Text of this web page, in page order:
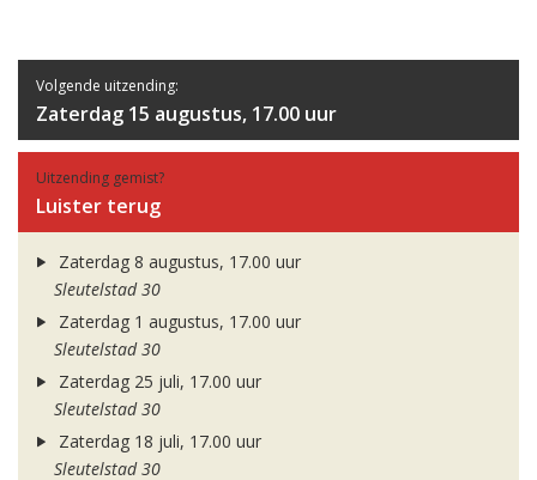
Volgende uitzending:
Zaterdag 15 augustus, 17.00 uur
Uitzending gemist?
Luister terug
Zaterdag 8 augustus, 17.00 uur
Sleutelstad 30
Zaterdag 1 augustus, 17.00 uur
Sleutelstad 30
Zaterdag 25 juli, 17.00 uur
Sleutelstad 30
Zaterdag 18 juli, 17.00 uur
Sleutelstad 30